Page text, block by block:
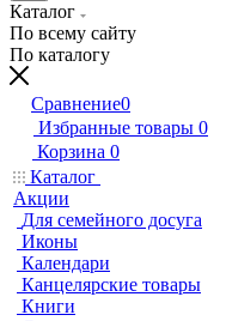
Каталог
По всему сайту
По каталогу
Сравнение0
Избранные товары 0
Корзина 0
Каталог
Акции
Для семейного досуга
Иконы
Календари
Канцелярские товары
Книги